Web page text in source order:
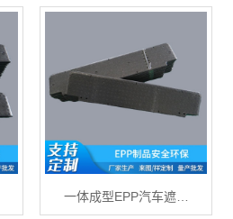
一体成型EPP汽车遮…